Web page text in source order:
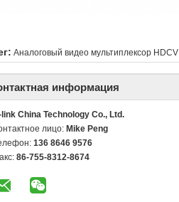
Аналоговый видео мультиплексор HDCVI
информация
link China Technology Co., Ltd.
лицо: Mike Peng
136 8646 9576
86-755-8312-8674